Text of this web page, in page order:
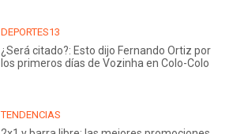
DEPORTES13
¿Será citado?: Esto dijo Fernando Ortiz por
los primeros días de Vozinha en Colo-Colo
TENDENCIAS